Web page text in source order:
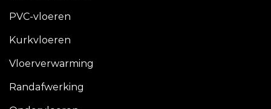
PVC-vloeren
Kurkvloeren
Vloerverwarming
Randafwerking